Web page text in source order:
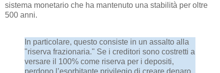
sistema monetario che ha mantenuto una stabilità per oltre
500 anni.
In particolare, questo consiste in un assalto alla
"riserva frazionaria." Se i creditori sono costretti a
versare il 100% come riserva per i depositi,